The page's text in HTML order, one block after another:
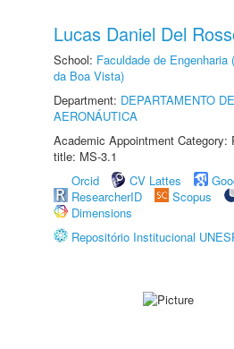
Lucas Daniel Del
School: Faculdade de
da Boa Vista)
Department: DEPARTAMENTO
AERONÁUTICA
Academic Appointment Category:
title: MS-3.1
Orcid
CV Lattes
ResearcherID
Scopus
Dimensions
Repositório Institucional